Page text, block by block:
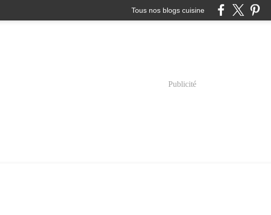
Tous nos blogs cuisine
Publicité